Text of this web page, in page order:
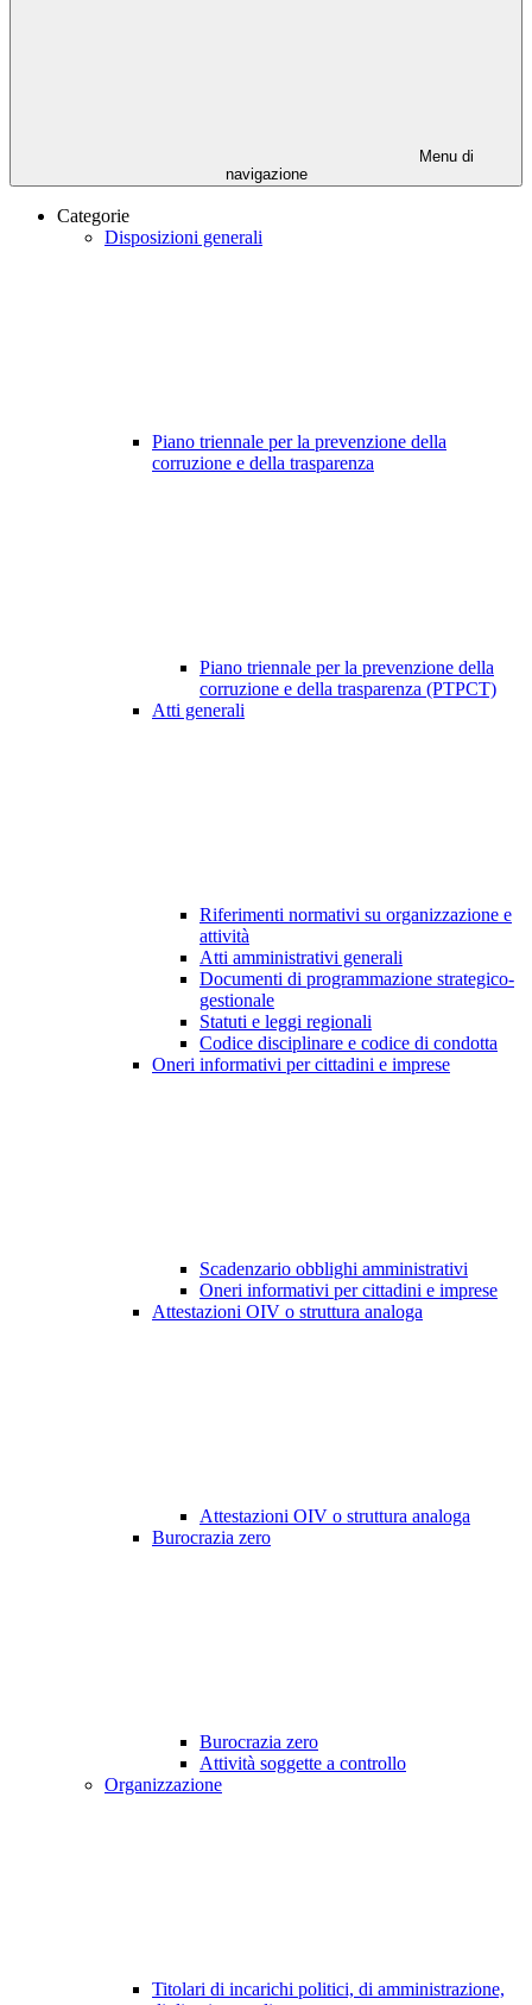
Menu di
navigazione
Categorie
Disposizioni generali
Piano triennale per la prevenzione della
corruzione e della trasparenza
Piano triennale per la prevenzione della
corruzione e della trasparenza (PTPCT)
Atti generali
Riferimenti normativi su organizzazione e
attività
Atti amministrativi generali
Documenti di programmazione strategico-
gestionale
Statuti e leggi regionali
Codice disciplinare e codice di condotta
Oneri informativi per cittadini e imprese
Scadenzario obblighi amministrativi
Oneri informativi per cittadini e imprese
Attestazioni OIV o struttura analoga
Attestazioni OIV o struttura analoga
Burocrazia zero
Burocrazia zero
Attività soggette a controllo
Organizzazione
Titolari di incarichi politici, di amministrazione,